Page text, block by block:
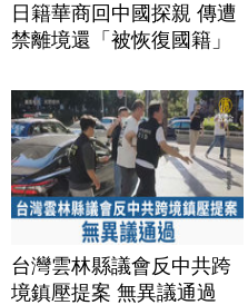
日籍華商回中國探親 傳遭
禁離境還「被恢復國籍」
台灣雲林縣議會反中共跨
境鎮壓提案 無異議通過